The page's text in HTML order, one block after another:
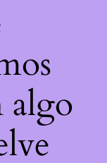
algo